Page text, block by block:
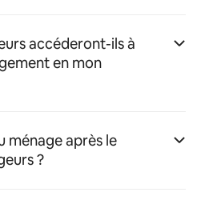
accéderont-ils à
en mon
ménage après le
?